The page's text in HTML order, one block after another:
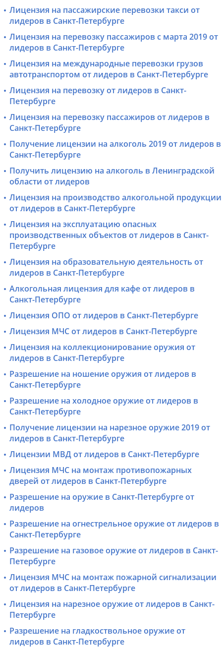
Лицензия на пассажирские перевозки такси от
лидеров в Санкт-Петербурге
Лицензия на перевозку пассажиров с марта 2019 от
лидеров в Санкт-Петербурге
Лицензия на международные перевозки грузов
автотранспортом от лидеров в Санкт-Петербурге
Лицензия на перевозку от лидеров в Санкт-
Петербурге
Лицензия на перевозку пассажиров от лидеров в
Санкт-Петербурге
Получение лицензии на алкоголь 2019 от лидеров в
Санкт-Петербурге
Получить лицензию на алкоголь в Ленинградской
области от лидеров
Лицензия на производство алкогольной продукции
от лидеров в Санкт-Петербурге
Лицензия на эксплуатацию опасных
производственных объектов от лидеров в Санкт-
Петербурге
Лицензия на образовательную деятельность от
лидеров в Санкт-Петербурге
Алкогольная лицензия для кафе от лидеров в
Санкт-Петербурге
Лицензия ОПО от лидеров в Санкт-Петербурге
Лицензия МЧС от лидеров в Санкт-Петербурге
Лицензия на коллекционирование оружия от
лидеров в Санкт-Петербурге
Разрешение на ношение оружия от лидеров в
Санкт-Петербурге
Разрешение на холодное оружие от лидеров в
Санкт-Петербурге
Получение лицензии на нарезное оружие 2019 от
лидеров в Санкт-Петербурге
Лицензии МВД от лидеров в Санкт-Петербурге
Лицензия МЧС на монтаж противопожарных
дверей от лидеров в Санкт-Петербурге
Разрешение на оружие в Санкт-Петербурге от
лидеров
Разрешение на огнестрельное оружие от лидеров в
Санкт-Петербурге
Разрешение на газовое оружие от лидеров в Санкт-
Петербурге
Лицензия МЧС на монтаж пожарной сигнализации
от лидеров в Санкт-Петербурге
Лицензия на нарезное оружие от лидеров в Санкт-
Петербурге
Разрешение на гладкоствольное оружие от
лидеров в Санкт-Петербурге